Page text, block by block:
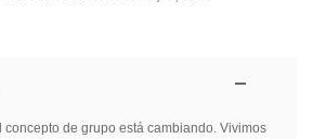
concepto de grupo está cambiando. Vivimos